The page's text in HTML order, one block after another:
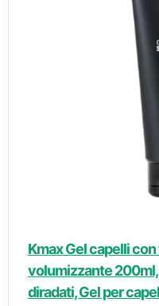
Kmax Gel capelli
volumizzante
diradati, Gel per